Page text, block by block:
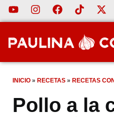
INICIO » RECETAS » RECETAS
Pollo a la